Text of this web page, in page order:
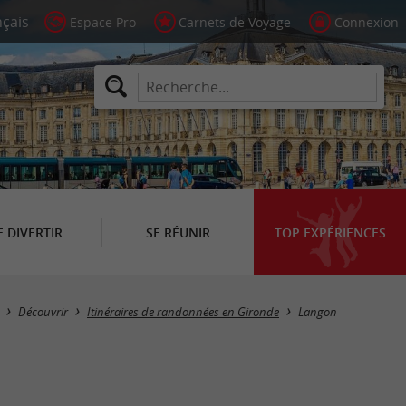
Espace Pro Carnets de Voyage Connexion
DIVERTIR SE RÉUNIR TOP EXPÉRIENCES
Masquer la carte
Découvrir Itinéraires de randonnées en Gironde Langon